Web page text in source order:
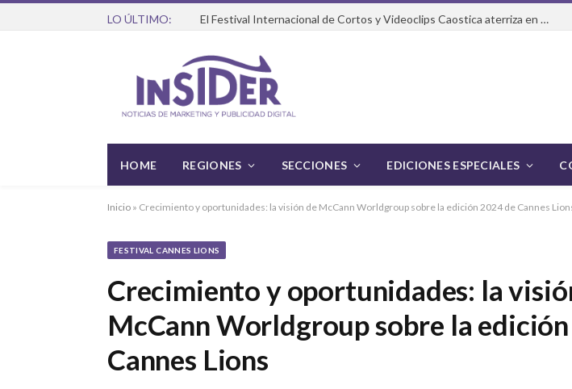
LO ÚLTIMO: El Festival Internacional de Cortos y Videoclips Caostica aterriza en Ciudad de México
HOME REGIONES SECCIONES EDICIONES ESPECIALES
Inicio » Crecimiento y oportunidades: la visión de McCann Worldgroup sobre la edición 2024 de Cannes
FESTIVAL CANNES LIONS
Crecimiento y oportunidades: la
McCann Worldgroup sobre la
Cannes Lions